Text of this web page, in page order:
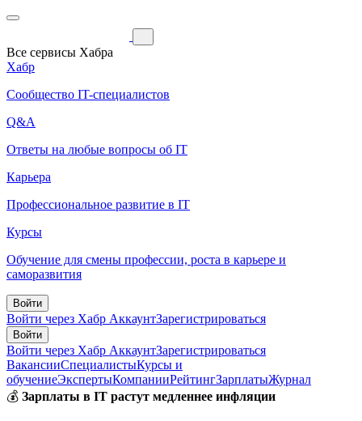
Все сервисы Хабра
Хабр
Сообщество IT-специалистов
Q&A
Ответы на любые вопросы об IT
Карьера
Профессиональное развитие в IT
Курсы
Обучение для смены профессии, роста в карьере и
саморазвития
Войти
Войти через Хабр АккаунтЗарегистрироваться
Войти
Войти через Хабр АккаунтЗарегистрироваться
ВакансииСпециалистыКурсы и
обучениеЭкспертыКомпанииРейтингЗарплатыЖурнал
💰 Зарплаты в IT растут медленнее инфляции